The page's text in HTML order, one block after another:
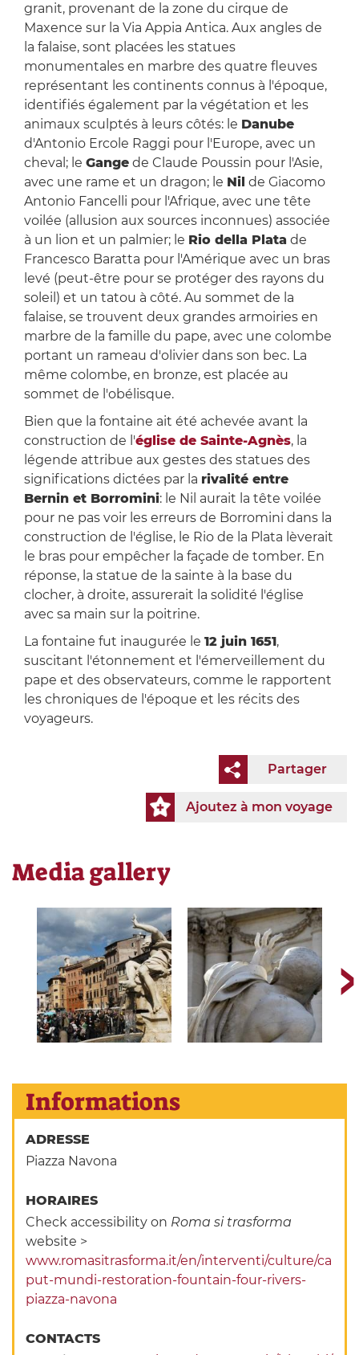
granit, provenant de la zone du cirque de
Maxence sur la Via Appia Antica. Aux angles de
la falaise, sont placées les statues
monumentales en marbre des quatre fleuves
représentant les continents connus à l'époque,
identifiés également par la végétation et les
animaux sculptés à leurs côtés: le Danube
d'Antonio Ercole Raggi pour l'Europe, avec un
cheval; le Gangede Claude Poussin pour l'Asie,
avec une rame et un dragon; le Nil de Giacomo
Antonio Fancelli pour l'Afrique, avec une tête
voilée (allusion aux sources inconnues) associée
à un lion et un palmier; le Rio della Plata de
Francesco Baratta pour l'Amérique avec un bras
levé (peut-être pour se protéger des rayons du
soleil) et un tatou à côté. Au sommet de la
falaise, se trouvent deux grandes armoiries en
marbre de la famille du pape, avec une colombe
portant un rameau d'olivier dans son bec. La
même colombe, en bronze, est placée au
sommet de l'obélisque.
Bien que la fontaine ait été achevée avant la
construction de l'église de Sainte-Agnès, la
légende attribue aux gestes des statues des
significations dictées par la rivalité entre
Bernin et Borromini: le Nil aurait la tête voilée
pour ne pas voir les erreurs de Borromini dans la
construction de l'église, le Rio de la Plata lèverait
le bras pour empêcher la façade de tomber. En
réponse, la statue de la sainte à la base du
clocher, à droite, assurerait la solidité l'église
avec sa main sur la poitrine.
La fontaine fut inaugurée le 12 juin 1651,
suscitant l'étonnement et l'émerveillement du
pape et des observateurs, comme le rapportent
les chroniques de l'époque et les récits des
voyageurs.
Partager
Ajoutez à mon voyage
Media gallery
Informations
ADRESSE
Piazza Navona
HORAIRES
Check accessibility on Roma si trasforma
website >
www.romasitrasforma.it/en/interventi/culture/ca
put-mundi-restoration-fountain-four-rivers-
piazza-navona
CONTACTS